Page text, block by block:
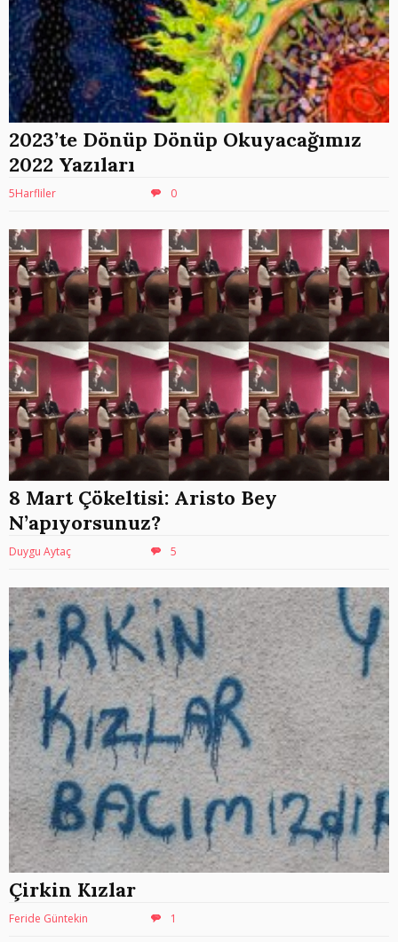
2023’te Dönüp Dönüp Okuyacağımız
2022 Yazıları
5Harfliler 0
8 Mart Çökeltisi: Aristo Bey
N’apıyorsunuz?
Duygu Aytaç 5
Çirkin Kızlar
Feride Güntekin 1